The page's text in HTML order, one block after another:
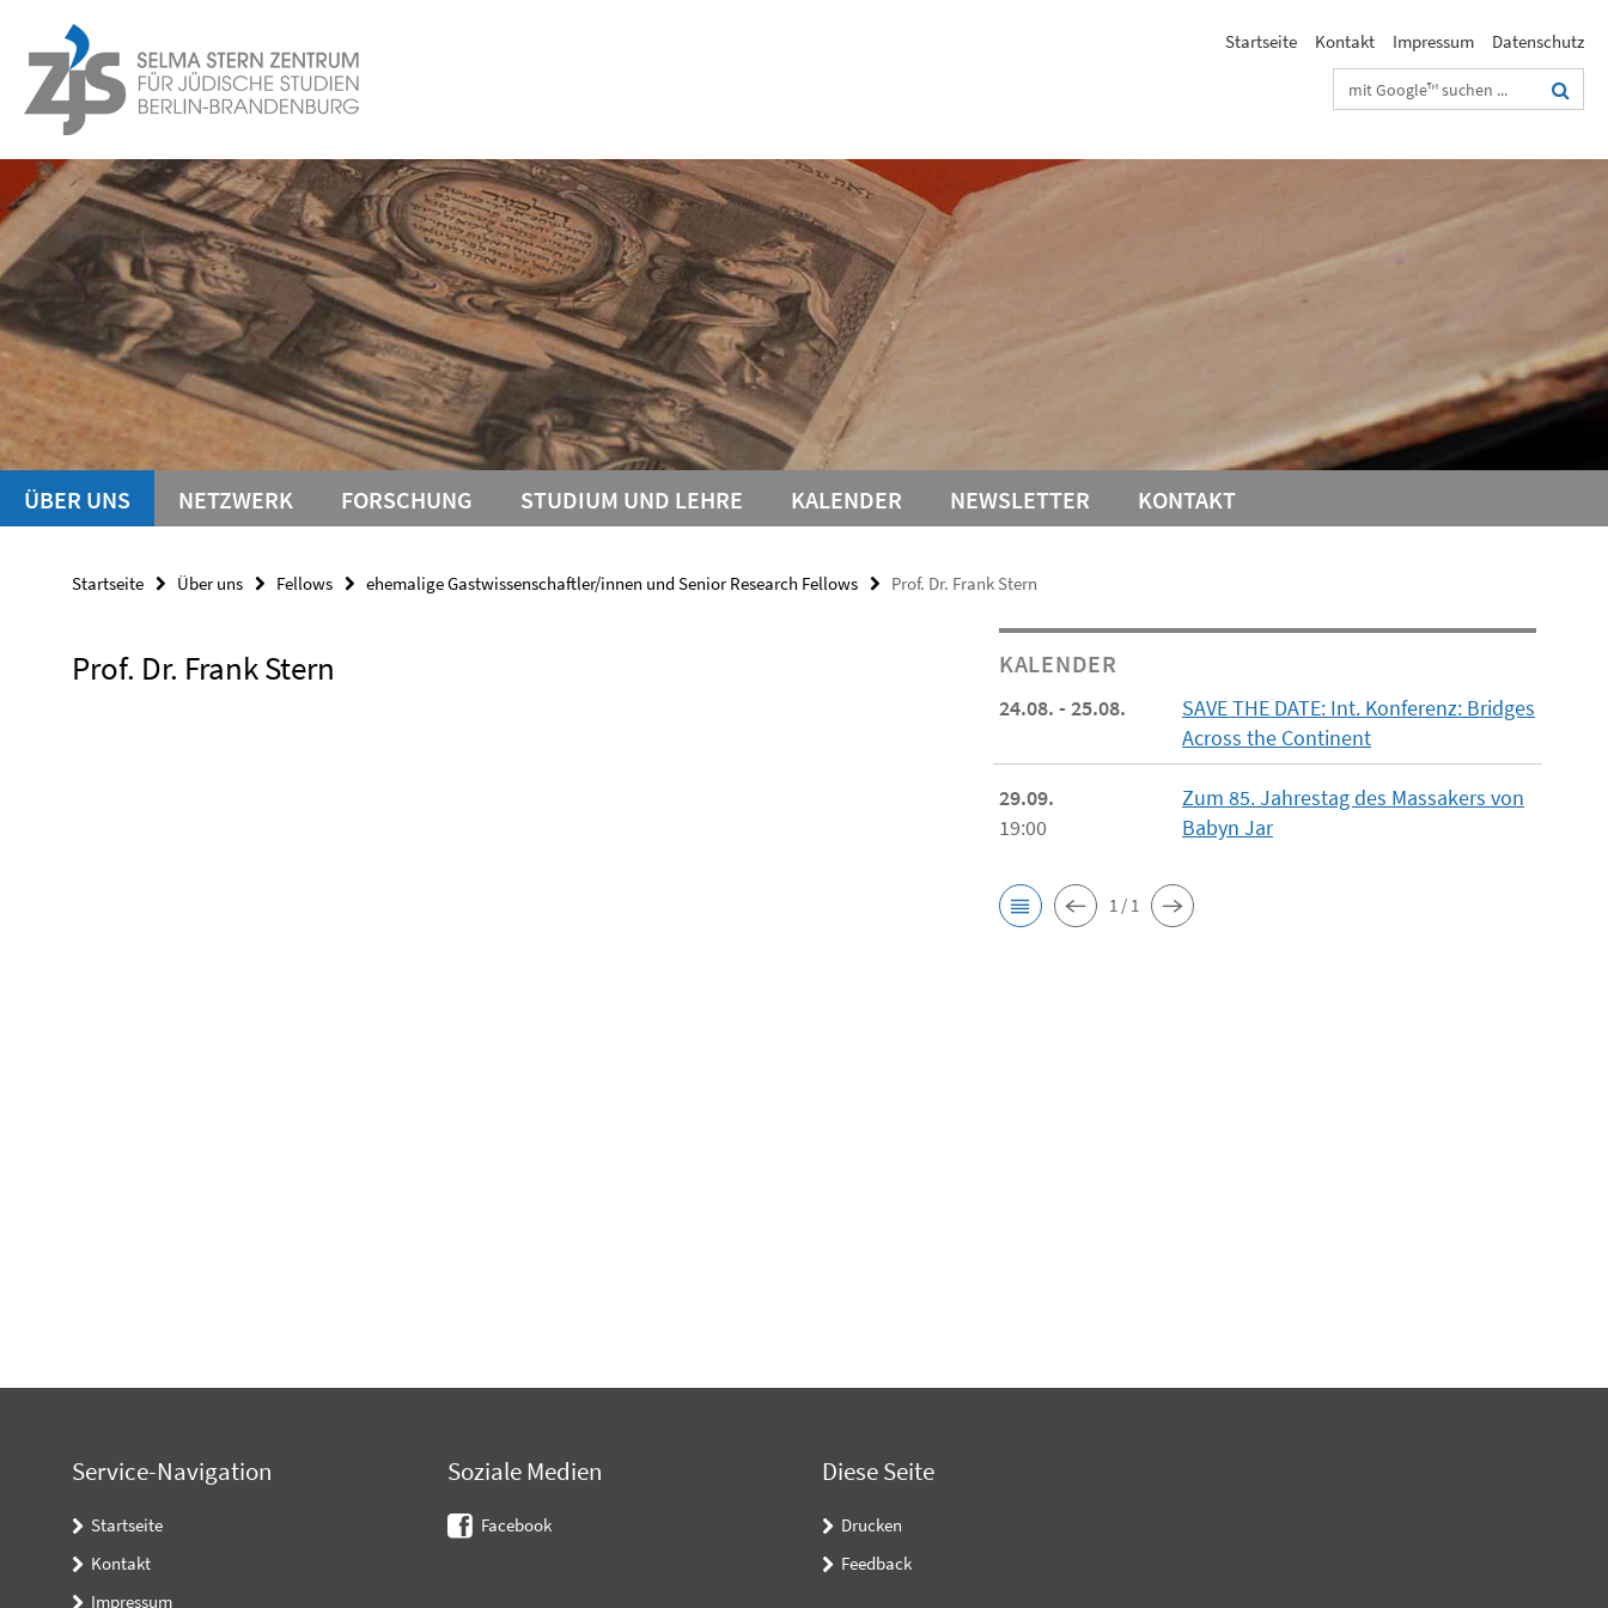
Inhalt
Service-
Navigation
Startseite Kontakt Impressum
Datenschutz
Suchbegriffe
ÜBER UNS NETZWERK FORSCHUNG STUDIUM UND LEHRE KALENDER NEWSLETTER KONTAKT
Startseite Über uns Fellows ehemalige Gastwissenschaftler/innen und Senior Research Fellows Prof. Dr. Frank Stern
Prof. Dr. Frank Stern KALENDER
24.08. - 25.08.
SAVE THE DATE: Int. Konferenz: Bridges
Across the Continent
29.09.
19:00
Zum 85. Jahrestag des Massakers von
Babyn Jar
1 / 1
Service-Navigation
Startseite
Kontakt
Impressum
Soziale Medien
Facebook
Diese Seite
Drucken
Feedback